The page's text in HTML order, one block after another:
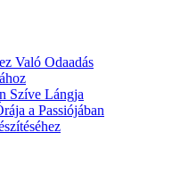
Való Odaadás
Szíve Lángja
a Passiójában